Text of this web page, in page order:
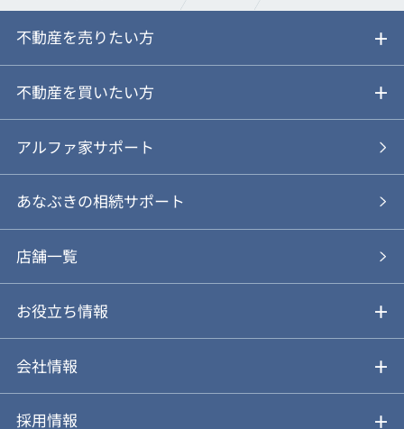
不動産を売りたい方
ご売却ガイド
ご売却の流れ
あなぶきの仲介
あなぶきの買取
仲介と買取のメリット・デメリット
動画やパンフレットで見る
不動産を買いたい方
ご購入ガイド
物件を探す
購入の流れ
購入前も後も安心サポート
お気に入り
アルファ家サポート
あなぶきの相続サポート
店舗一覧
お役立ち情報
不動産Q&A
アルファジャーナル
会社情報
会社概要
採用情報